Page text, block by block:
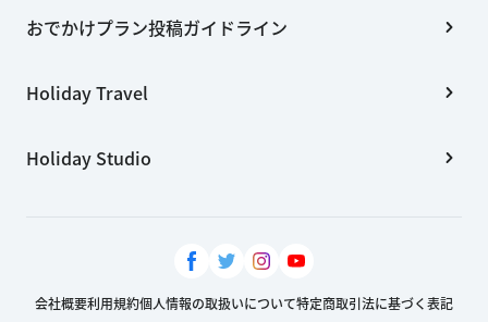
おでかけプラン投稿ガイドライン
Holiday Travel
Holiday Studio
会社概要利用規約個人情報の取扱いについて特定商取引法に基づく表記